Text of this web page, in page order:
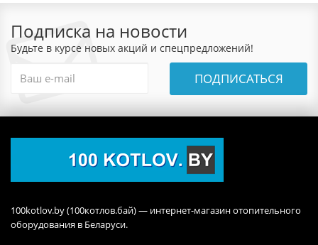
Подписка на новости
Будьте в курсе новых акций и спецпредложений!
ПОДПИСАТЬСЯ
100kotlov.by (100котлов.бай) — интернет-магазин отопительного
оборудования в Беларуси.